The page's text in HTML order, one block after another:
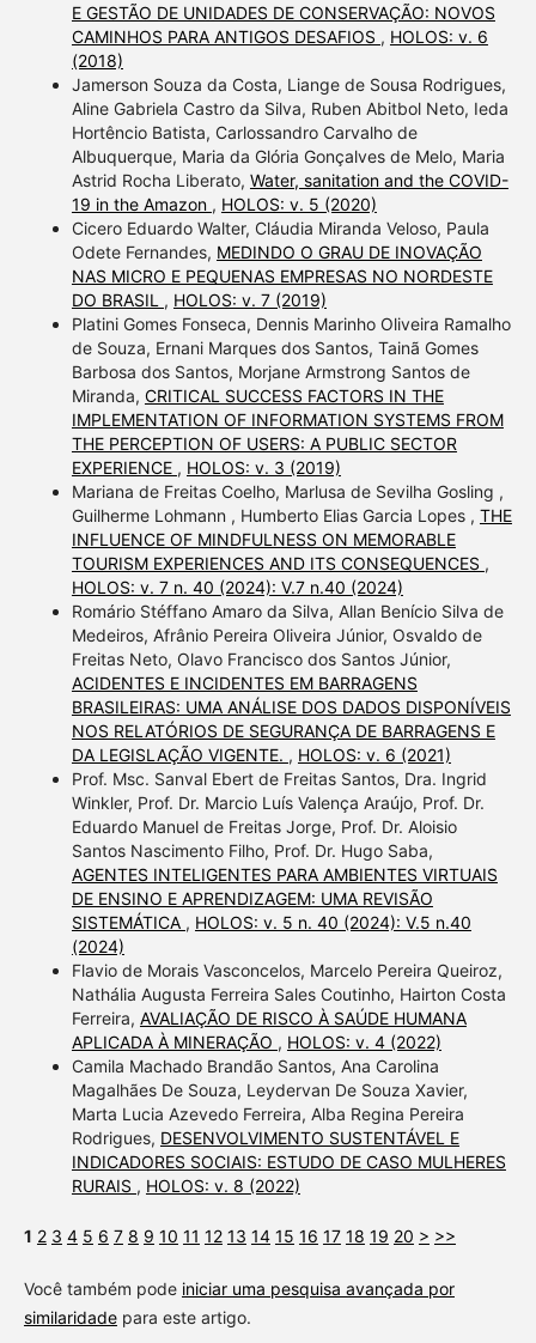
E GESTÃO DE UNIDADES DE CONSERVAÇÃO: NOVOS
CAMINHOS PARA ANTIGOS DESAFIOS , HOLOS: v. 6
(2018)
Jamerson Souza da Costa, Liange de Sousa Rodrigues,
Aline Gabriela Castro da Silva, Ruben Abitbol Neto, Ieda
Hortêncio Batista, Carlossandro Carvalho de
Albuquerque, Maria da Glória Gonçalves de Melo, Maria
Astrid Rocha Liberato, Water, sanitation and the COVID-
19 in the Amazon , HOLOS: v. 5 (2020)
Cicero Eduardo Walter, Cláudia Miranda Veloso, Paula
Odete Fernandes, MEDINDO O GRAU DE INOVAÇÃO
NAS MICRO E PEQUENAS EMPRESAS NO NORDESTE
DO BRASIL , HOLOS: v. 7 (2019)
Platini Gomes Fonseca, Dennis Marinho Oliveira Ramalho
de Souza, Ernani Marques dos Santos, Tainã Gomes
Barbosa dos Santos, Morjane Armstrong Santos de
Miranda, CRITICAL SUCCESS FACTORS IN THE
IMPLEMENTATION OF INFORMATION SYSTEMS FROM
THE PERCEPTION OF USERS: A PUBLIC SECTOR
EXPERIENCE , HOLOS: v. 3 (2019)
Mariana de Freitas Coelho, Marlusa de Sevilha Gosling ,
Guilherme Lohmann , Humberto Elias Garcia Lopes , THE
INFLUENCE OF MINDFULNESS ON MEMORABLE
TOURISM EXPERIENCES AND ITS CONSEQUENCES ,
HOLOS: v. 7 n. 40 (2024): V.7 n.40 (2024)
Romário Stéffano Amaro da Silva, Allan Benício Silva de
Medeiros, Afrânio Pereira Oliveira Júnior, Osvaldo de
Freitas Neto, Olavo Francisco dos Santos Júnior,
ACIDENTES E INCIDENTES EM BARRAGENS
BRASILEIRAS: UMA ANÁLISE DOS DADOS DISPONÍVEIS
NOS RELATÓRIOS DE SEGURANÇA DE BARRAGENS E
DA LEGISLAÇÃO VIGENTE. , HOLOS: v. 6 (2021)
Prof. Msc. Sanval Ebert de Freitas Santos, Dra. Ingrid
Winkler, Prof. Dr. Marcio Luís Valença Araújo, Prof. Dr.
Eduardo Manuel de Freitas Jorge, Prof. Dr. Aloisio
Santos Nascimento Filho, Prof. Dr. Hugo Saba,
AGENTES INTELIGENTES PARA AMBIENTES VIRTUAIS
DE ENSINO E APRENDIZAGEM: UMA REVISÃO
SISTEMÁTICA , HOLOS: v. 5 n. 40 (2024): V.5 n.40
(2024)
Flavio de Morais Vasconcelos, Marcelo Pereira Queiroz,
Nathália Augusta Ferreira Sales Coutinho, Hairton Costa
Ferreira, AVALIAÇÃO DE RISCO À SAÚDE HUMANA
APLICADA À MINERAÇÃO , HOLOS: v. 4 (2022)
Camila Machado Brandão Santos, Ana Carolina
Magalhães De Souza, Leydervan De Souza Xavier,
Marta Lucia Azevedo Ferreira, Alba Regina Pereira
Rodrigues, DESENVOLVIMENTO SUSTENTÁVEL E
INDICADORES SOCIAIS: ESTUDO DE CASO MULHERES
RURAIS , HOLOS: v. 8 (2022)
1 2 3 4 5 6 7 8 9 10 11 12 13 14 15 16 17 18 19 20 > >>
Você também pode iniciar uma pesquisa avançada por
similaridadepara este artigo.